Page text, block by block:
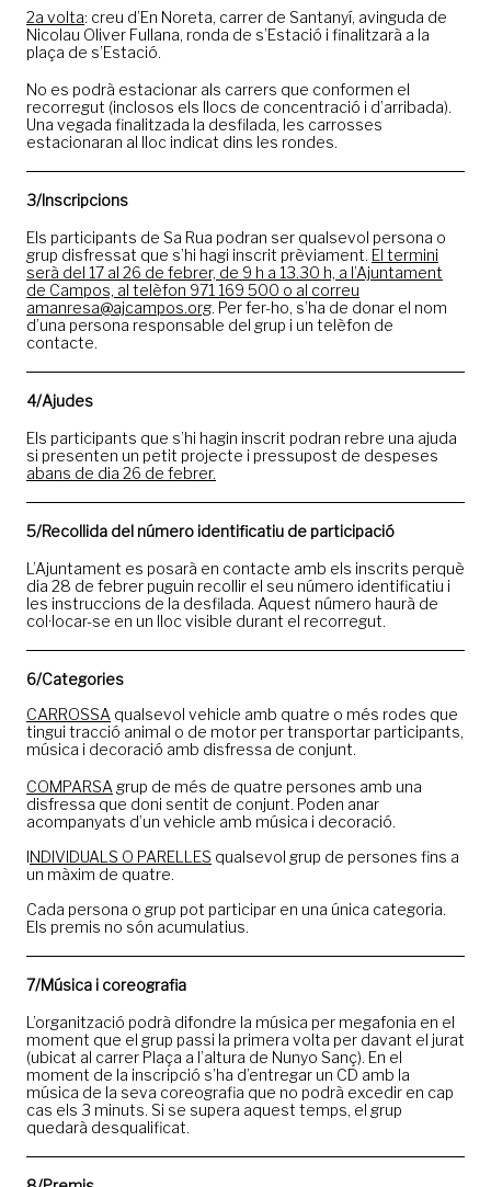
2a volta: creu d’En Noreta, carrer de Santanyí, avinguda de
Nicolau Oliver Fullana, ronda de s’Estació i finalitzarà a la
plaça de s’Estació.
No es podrà estacionar als carrers que conformen el
recorregut (inclosos els llocs de concentració i d’arribada).
Una vegada finalitzada la desfilada, les carrosses
estacionaran al lloc indicat dins les rondes.
3/Inscripcions
Els participants de Sa Rua podran ser qualsevol persona o
grup disfressat que s’hi hagi inscrit prèviament. El termini
serà del 17 al 26 de febrer, de 9 h a 13.30 h, a l’Ajuntament
de Campos, al telèfon 971 169 500 o al correu
amanresa@ajcampos.org. Per fer-ho, s’ha de donar el nom
d’una persona responsable del grup i un telèfon de
contacte.
4/Ajudes
Els participants que s’hi hagin inscrit podran rebre una ajuda
si presenten un petit projecte i pressupost de despeses
abans de dia 26 de febrer.
5/Recollida del número identificatiu de participació
L’Ajuntament es posarà en contacte amb els inscrits perquè
dia 28 de febrer puguin recollir el seu número identificatiu i
les instruccions de la desfilada. Aquest número haurà de
col·locar-se en un lloc visible durant el recorregut.
6/Categories
CARROSSA qualsevol vehicle amb quatre o més rodes que
tingui tracció animal o de motor per transportar participants,
música i decoració amb disfressa de conjunt.
COMPARSA grup de més de quatre persones amb una
disfressa que doni sentit de conjunt. Poden anar
acompanyats d’un vehicle amb música i decoració.
INDIVIDUALS O PARELLES qualsevol grup de persones fins a
un màxim de quatre.
Cada persona o grup pot participar en una única categoria.
Els premis no són acumulatius.
7/Música i coreografia
L’organització podrà difondre la música per megafonia en el
moment que el grup passi la primera volta per davant el jurat
(ubicat al carrer Plaça a l’altura de Nunyo Sanç). En el
moment de la inscripció s’ha d’entregar un CD amb la
música de la seva coreografia que no podrà excedir en cap
cas els 3 minuts. Si se supera aquest temps, el grup
quedarà desqualificat.